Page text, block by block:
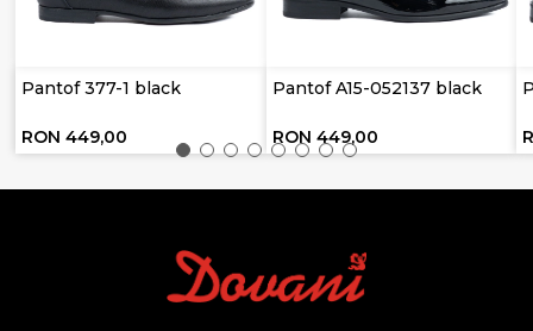
Pantof 377-1 black
RON 449,00
Pantof A15-052137 black
RON 449,00